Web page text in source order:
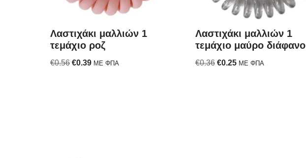
Λαστιχάκι μαλλιών 1
τεμάχιο ροζ
€0.56 €0.39 ΜΕ ΦΠΑ
Λαστιχάκι μαλλιών 1
τεμάχιο μαύρο διάφανο
€0.36 €0.25 ΜΕ ΦΠΑ